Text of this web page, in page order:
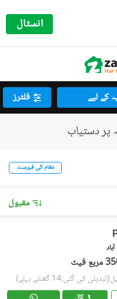
انسٹال
کے لیے فلٹرز
مقام کی فہرست
مقبول
فیٹ
(تبدیلی کی گئی:14 گھنٹے پہلے)